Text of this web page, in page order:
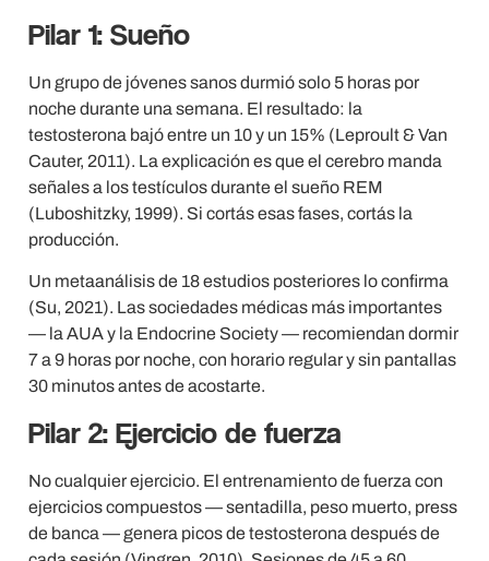
Pilar 1: Sueño
Un grupo de jóvenes sanos durmió solo 5 horas por
noche durante una semana. El resultado: la
testosterona bajó entre un 10 y un 15% (Leproult & Van
Cauter, 2011). La explicación es que el cerebro manda
señales a los testículos durante el sueño REM
(Luboshitzky, 1999). Si cortás esas fases, cortás la
producción.
Un metaanálisis de 18 estudios posteriores lo confirma
(Su, 2021). Las sociedades médicas más importantes
— la AUA y la Endocrine Society — recomiendan dormir
7 a 9 horas por noche, con horario regular y sin pantallas
30 minutos antes de acostarte.
Pilar 2: Ejercicio de fuerza
No cualquier ejercicio. El entrenamiento de fuerza con
ejercicios compuestos — sentadilla, peso muerto, press
de banca — genera picos de testosterona después de